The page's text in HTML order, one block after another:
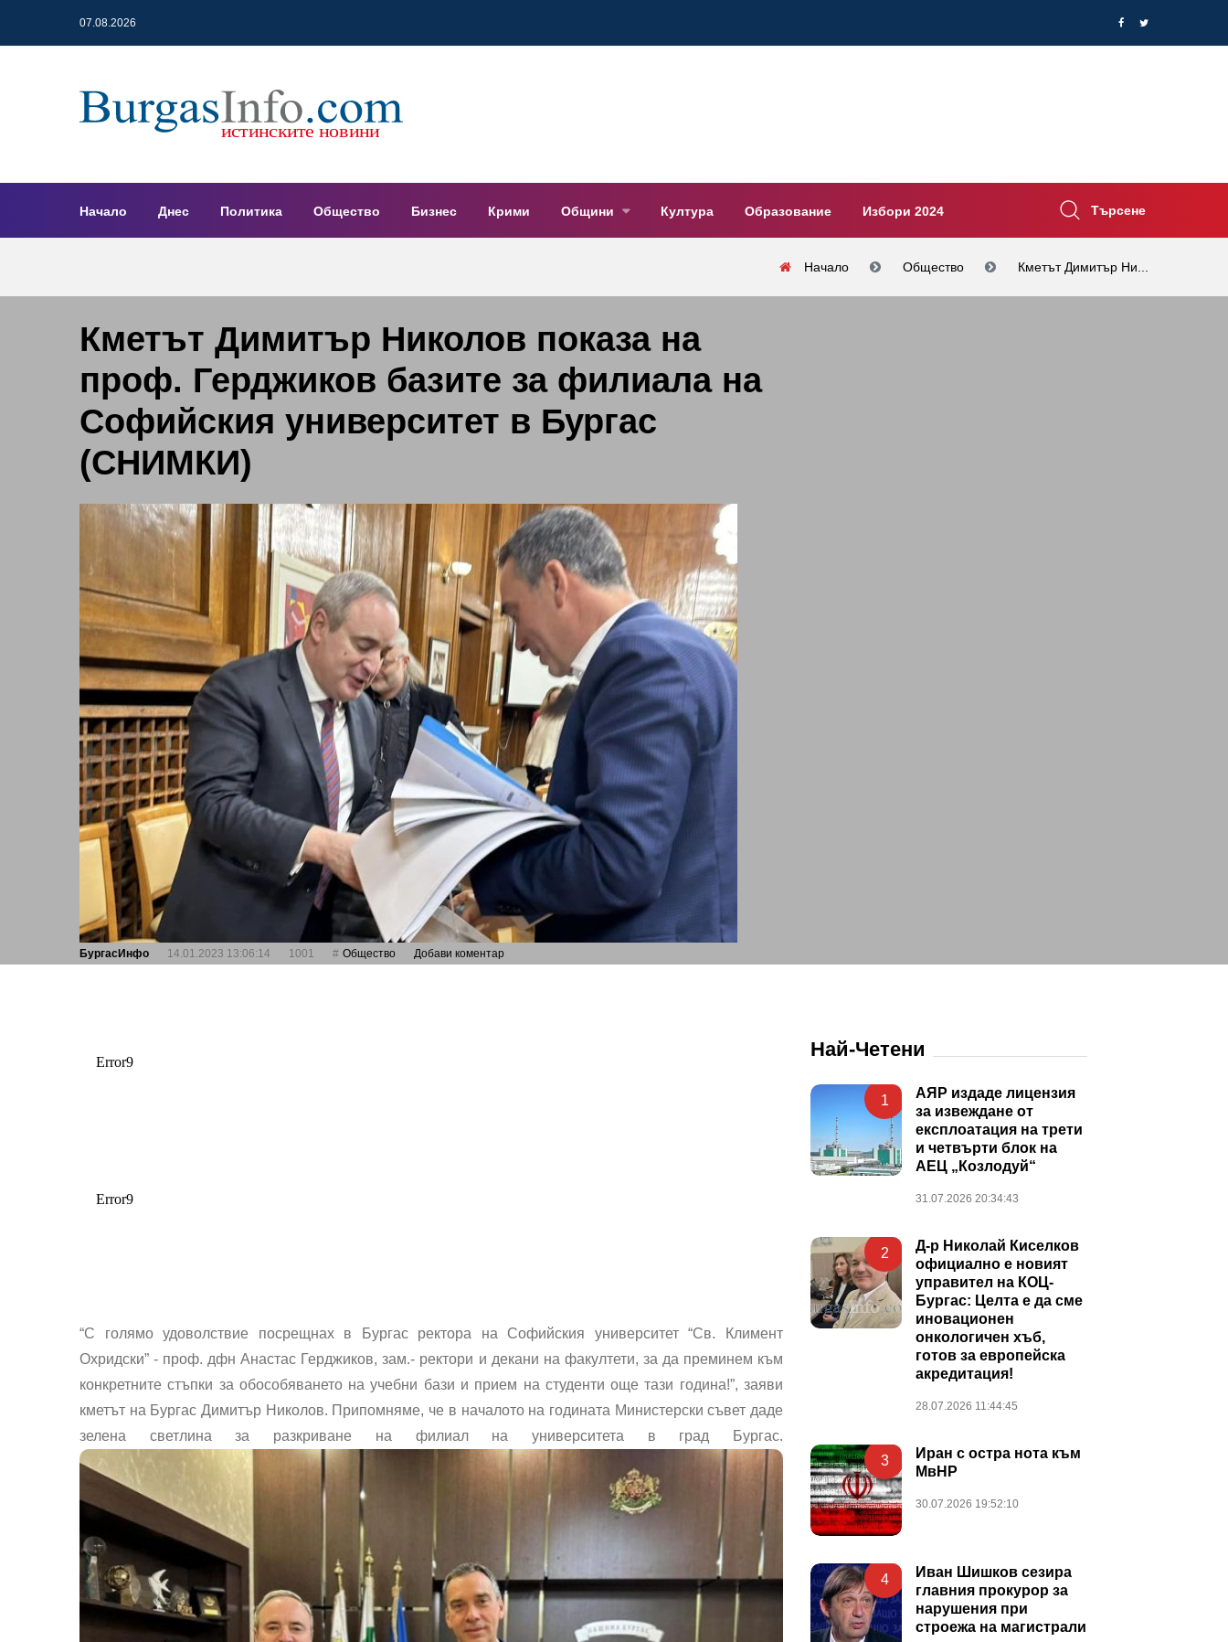
07.08.2026
Начало Днес Политика Общество Бизнес Крими Общини Култура Образование Избори 2024 Търсене
Начало Общество Кметът Димитър Ни...
Кметът Димитър Николов показа на
проф. Герджиков базите за филиала на
Софийския университет в Бургас
(СНИМКИ)
БургасИнфо 14.01.2023 13:06:14 1001 Общество Добави коментар
“С голямо удоволствие посрещнах в Бургас ректора на Софийския университет “Св. Климент
Охридски” - проф. дфн Анастас Герджиков, зам.- ректори и декани на факултети, за да преминем към
конкретните стъпки за обособяването на учебни бази и прием на студенти още тази година!”, заяви
кметът на Бургас Димитър Николов. Припомняме, че в началото на годината Министерски съвет даде
зелена светлина за разкриване на филиал на университета в град Бургас.
Най-Четени
1
АЯР издаде лицензия
за извеждане от
експлоатация на трети
и четвърти блок на
АЕЦ „Козлодуй“
31.07.2026 20:34:43
2
Д-р Николай Киселков
официално е новият
управител на КОЦ-
Бургас: Целта е да сме
иновационен
онкологичен хъб,
готов за европейска
акредитация!
28.07.2026 11:44:45
3
Иран с остра нота към
МвНР
30.07.2026 19:52:10
4
Иван Шишков сезира
главния прокурор за
нарушения при
строежа на магистрали